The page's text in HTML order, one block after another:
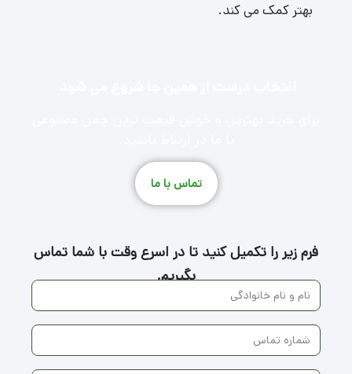
بهتر کمک می کند.
تماس با ما
فرم زیر را تکمیل کنید تا در اسرع وقت با شما تماس
بگیریم.